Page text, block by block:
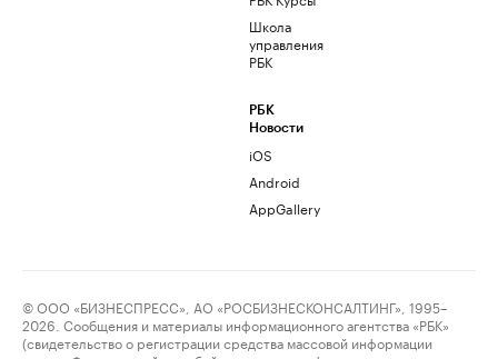
Школа
управления
РБК
РБК
Новости
iOS
Android
AppGallery
© ООО «БИЗНЕСПРЕСС», АО «РОСБИЗНЕСКОНСАЛТИНГ», 1995–
2026. Сообщения и материалы информационного агентства «РБК»
(свидетельство о регистрации средства массовой информации